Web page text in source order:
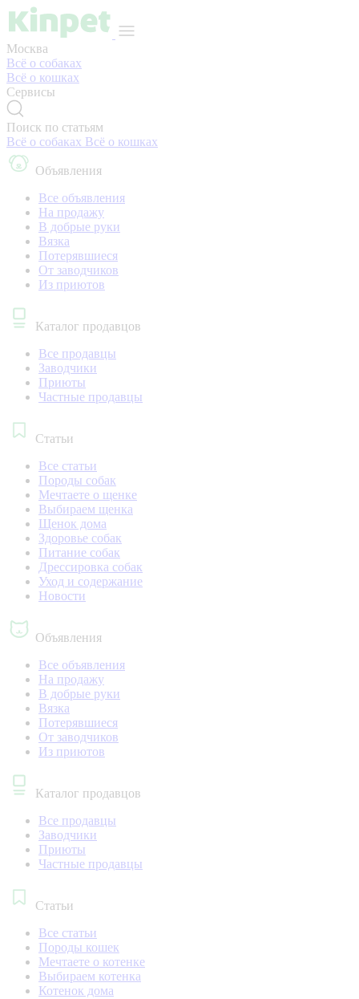
Москва
Всё о собаках
Всё о кошках
Сервисы
Поиск по статьям
Всё о собаках Всё о кошках
Объявления
Все объявления
На продажу
В добрые руки
Вязка
Потерявшиеся
От заводчиков
Из приютов
Каталог продавцов
Все продавцы
Заводчики
Приюты
Частные продавцы
Статьи
Все статьи
Породы собак
Мечтаете о щенке
Выбираем щенка
Щенок дома
Здоровье собак
Питание собак
Дрессировка собак
Уход и содержание
Новости
Объявления
Все объявления
На продажу
В добрые руки
Вязка
Потерявшиеся
От заводчиков
Из приютов
Каталог продавцов
Все продавцы
Заводчики
Приюты
Частные продавцы
Статьи
Все статьи
Породы кошек
Мечтаете о котенке
Выбираем котенка
Котенок дома